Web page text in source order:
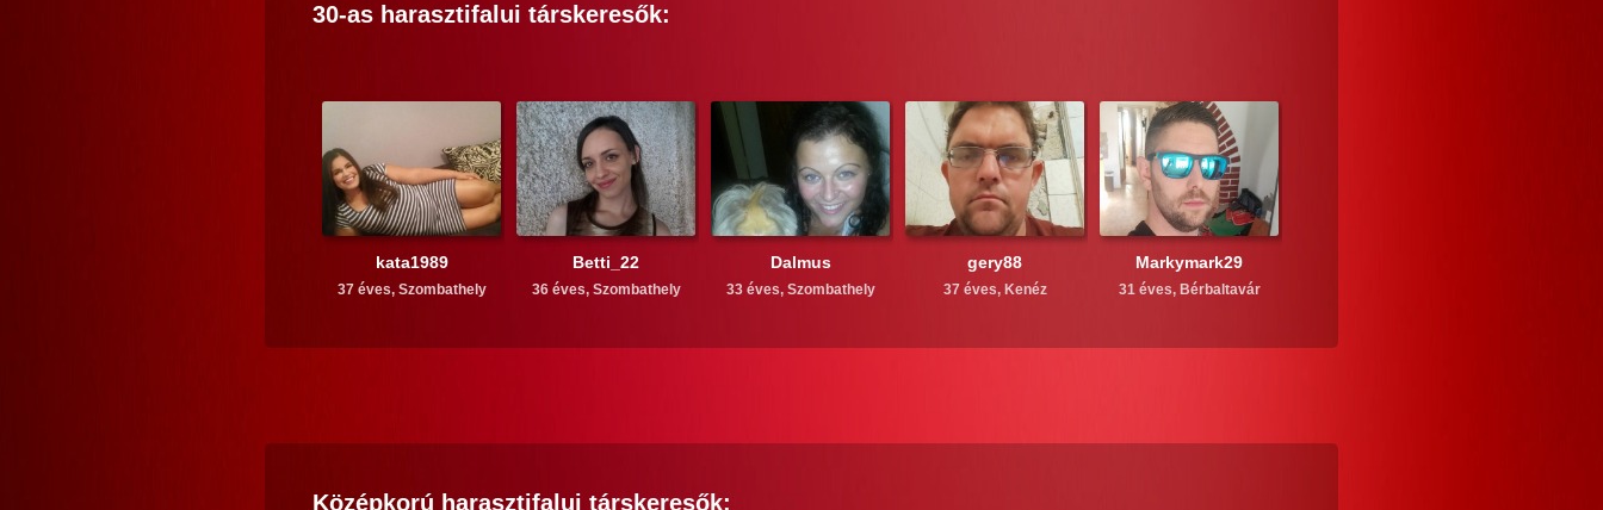
30-as harasztifalui társkeresők:
kata1989
37 éves, Szombathely
Betti_22
36 éves, Szombathely
Dalmus
33 éves, Szombathely
gery88
37 éves, Kenéz
Markymark29
31 éves, Bérbaltavár
Középkorú harasztifalui társkeresők: